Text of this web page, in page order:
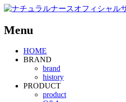
Menu
HOME
BRAND
brand
history
PRODUCT
product